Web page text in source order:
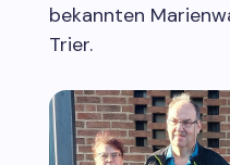
bekannten
Trier.